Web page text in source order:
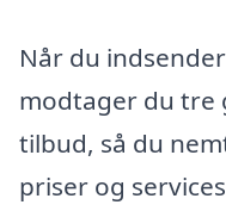
Når du
modtager du tre
tilbud, så du
priser og